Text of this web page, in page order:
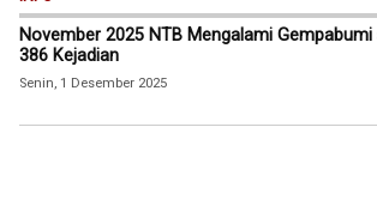
November 2025 NTB Mengalami Gempabumi
386 Kejadian
Senin, 1 Desember 2025